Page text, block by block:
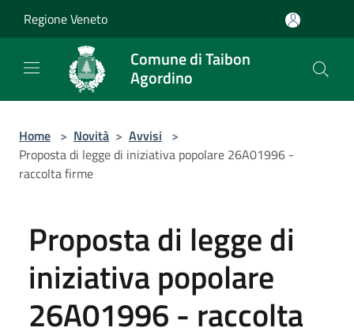
Regione Veneto
Comune di Taibon
Agordino
Home > Novità > Avvisi >
Proposta di legge di iniziativa popolare 26A01996 -
raccolta firme
Proposta di legge di
iniziativa popolare
26A01996 - raccolta